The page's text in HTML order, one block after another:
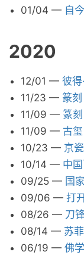
01/04 — 自
2020
12/01 — 彼得
11/23 — 篆
11/09 — 篆
11/09 — 古
10/23 — 京
10/14 — 中
09/25 — 国
09/06 — 打
08/26 — 刀
08/14 — 苏
06/19 — 佛